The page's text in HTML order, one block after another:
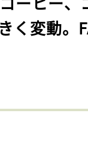
く変動。